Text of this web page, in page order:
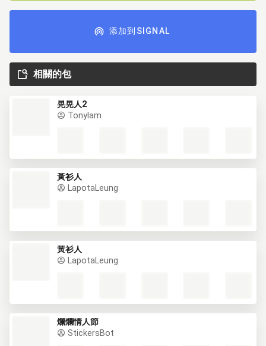
添加到SIGNAL
相關的包
晃晃人2
Tonylam
黃衫人
LapotaLeung
黃衫人
LapotaLeung
爛爛情人節
StickersBot